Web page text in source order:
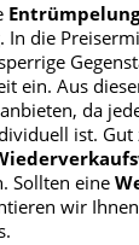
Entrümpelung
In die
ein. Aus
da
ist. Gut
Sollten eine
wir